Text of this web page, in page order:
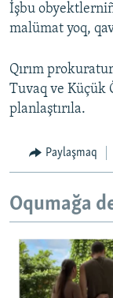
RFE/RS bütün
İşbu
malümat yoq,
Qırım
Tuvaq ve Küçük
planlaştırıla.
Paylaşmaq
Oqumağa